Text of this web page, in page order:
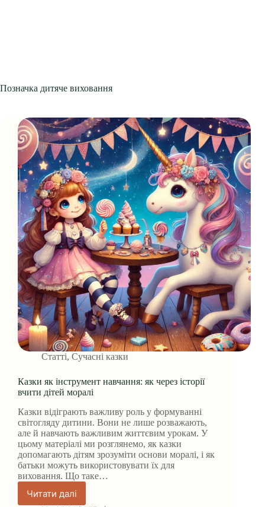
Позначка дитяче виховання
Статті, Сучасні казки
Казки як інструмент навчання: як через історії
вчити дітей моралі
Казки відіграють важливу роль у формуванні
світогляду дитини. Вони не лише розважають,
але й навчають важливим життєвим урокам. У
цьому матеріалі ми розглянемо, як казки
допомагають дітям зрозуміти основи моралі, і як
батьки можуть використовувати їх для
виховання. Що таке…
Читати далі
Казки